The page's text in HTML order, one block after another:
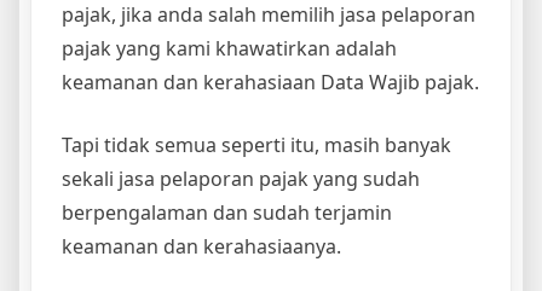
pajak, jika anda salah memilih jasa pelaporan
pajak yang kami khawatirkan adalah
keamanan dan kerahasiaan Data Wajib pajak.
Tapi tidak semua seperti itu, masih banyak
sekali jasa pelaporan pajak yang sudah
berpengalaman dan sudah terjamin
keamanan dan kerahasiaanya.